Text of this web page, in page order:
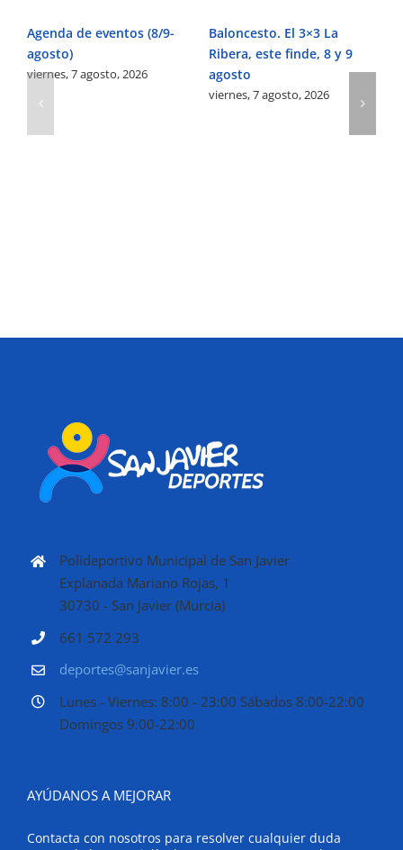
Agenda de eventos (8/9-
agosto)
viernes, 7 agosto, 2026
Baloncesto. El 3×3 La
Ribera, este finde, 8 y 9
agosto
viernes, 7 agosto, 2026
Polideportivo Municipal de San Javier
Explanada Mariano Rojas, 1
30730 - San Javier (Murcia)
661 572 293
deportes@sanjavier.es
Lunes - Viernes: 8:00 - 23:00 Sábados 8:00-22:00
Domingos 9:00-22:00
AYÚDANOS A MEJORAR
Contacta con nosotros para resolver cualquier duda